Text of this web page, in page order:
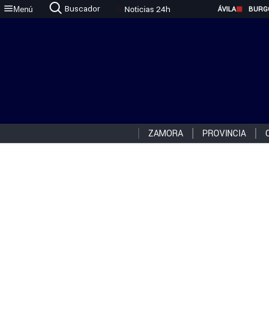
Menú Buscador Noticias 24h ÁVILA
ZAMORA PROVINCIA